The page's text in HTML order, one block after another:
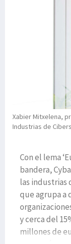
Xabier Mitxelena,
Industrias de
Con el lema
bandera,
las industrias
que agrupa a
y cerca del
millones de